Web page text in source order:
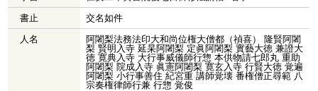
書止
交名如件
人名
阿闍梨法務法印大和尚位権大僧都（禎喜） 隆賢阿闍
梨 賢明入寺 延杲阿闍梨 定眞阿闍梨 實藝大徳 兼證大
徳 寛典入寺 大行事威儀師行惣 本供物請七郎丸 重助
阿闍梨 院成入寺 眞憲阿闍梨 寛玄入寺 行賢大徳 覚遍
阿闍梨 小行事善住 紀宮重 講師覚壊 番権僧正尋範 八
宗奏権律師行兼 行惣 覚俊